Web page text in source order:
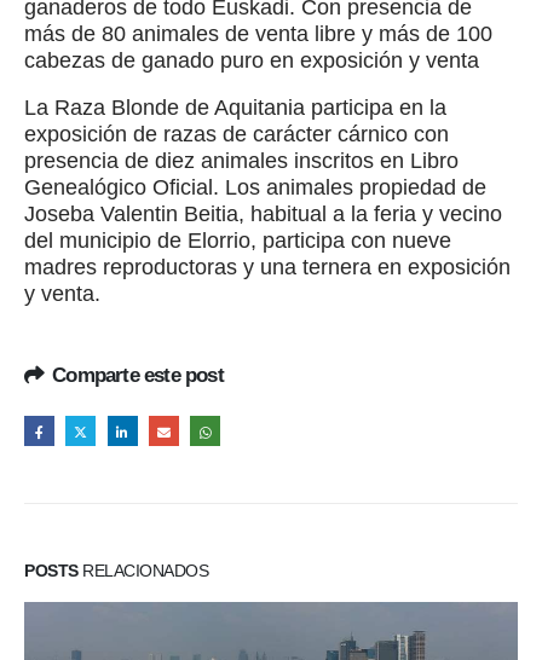
ganaderos de todo Euskadi. Con presencia de
más de 80 animales de venta libre y más de 100
cabezas de ganado puro en exposición y venta
La Raza Blonde de Aquitania participa en la
exposición de razas de carácter cárnico con
presencia de diez animales inscritos en Libro
Genealógico Oficial. Los animales propiedad de
Joseba Valentin Beitia, habitual a la feria y vecino
del municipio de Elorrio, participa con nueve
madres reproductoras y una ternera en exposición
y venta.
Comparte este post
POSTSRELACIONADOS